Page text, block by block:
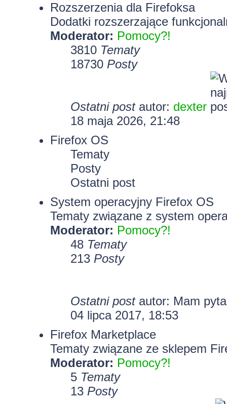
Rozszerzenia dla Firefoksa
Dodatki rozszerzające
Moderator: Pomocy?!
3810 Tematy
18730 Posty
Ostatni postautor: dexter
18 maja 2026, 21:48
Firefox OS
Tematy
Posty
Ostatni post
System operacyjny Firefox OS
Tematy związane z system
Moderator: Pomocy?!
48 Tematy
213 Posty
Ostatni postautor: Mam
04 lipca 2017, 18:53
Firefox Marketplace
Tematy związane ze sklepem
Moderator: Pomocy?!
5 Tematy
13 Posty